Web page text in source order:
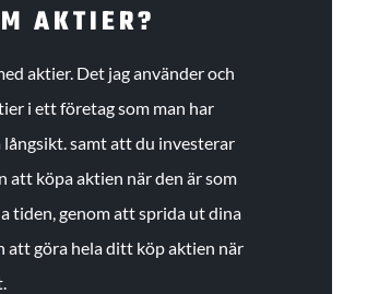
AKTIER?
aktier. Det jag använder och
i ett företag som man har
samt att du investerar
köpa aktien när den är som
tiden, genom att sprida ut dina
att göra hela ditt köp aktien när